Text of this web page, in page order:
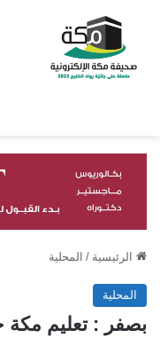
الرئيسية / المحلية
المحلية
بصفر : تعليم